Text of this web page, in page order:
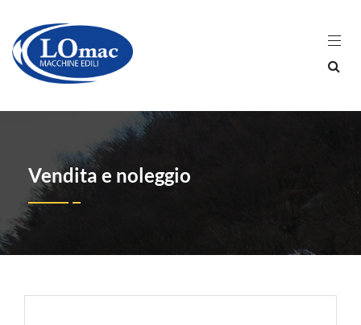
Vendita e noleggio